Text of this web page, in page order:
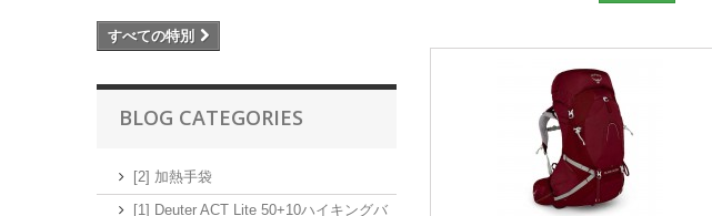
すべての特別
BLOG CATEGORIES
[2] 加熱手袋
[1] Deuter ACT Lite 50+10ハイキングバ